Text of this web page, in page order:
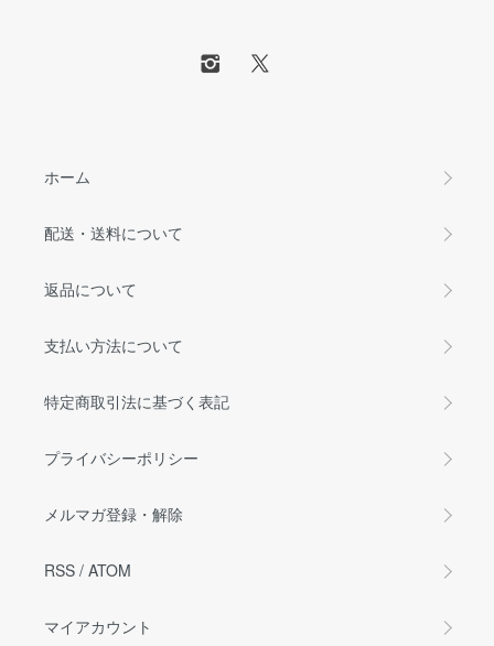
ホーム
配送・送料について
返品について
支払い方法について
特定商取引法に基づく表記
プライバシーポリシー
メルマガ登録・解除
RSS / ATOM
マイアカウント